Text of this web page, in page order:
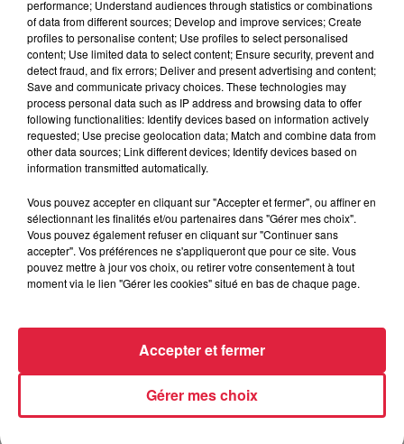
Catherine Trautmann réagit
6 août 2026
Au zoo de Mulhouse : rencontre
avec les flamants rouges
À découvrir également
performance; Understand audiences through statistics or combinations
of data from different sources; Develop and improve services; Create
profiles to personalise content; Use profiles to select personalised
content; Use limited data to select content; Ensure security, prevent and
detect fraud, and fix errors; Deliver and present advertising and content;
Save and communicate privacy choices. These technologies may
process personal data such as IP address and browsing data to offer
following functionalities: Identify devices based on information actively
requested; Use precise geolocation data; Match and combine data from
other data sources; Link different devices; Identify devices based on
information transmitted automatically.
Vous pouvez accepter en cliquant sur "Accepter et fermer", ou affiner en
sélectionnant les finalités et/ou partenaires dans "Gérer mes choix".
Vous pouvez également refuser en cliquant sur "Continuer sans
accepter". Vos préférences ne s'appliqueront que pour ce site. Vous
pouvez mettre à jour vos choix, ou retirer votre consentement à tout
moment via le lien "Gérer les cookies" situé en bas de chaque page.
Gérer mes choix
Accepter et fermer